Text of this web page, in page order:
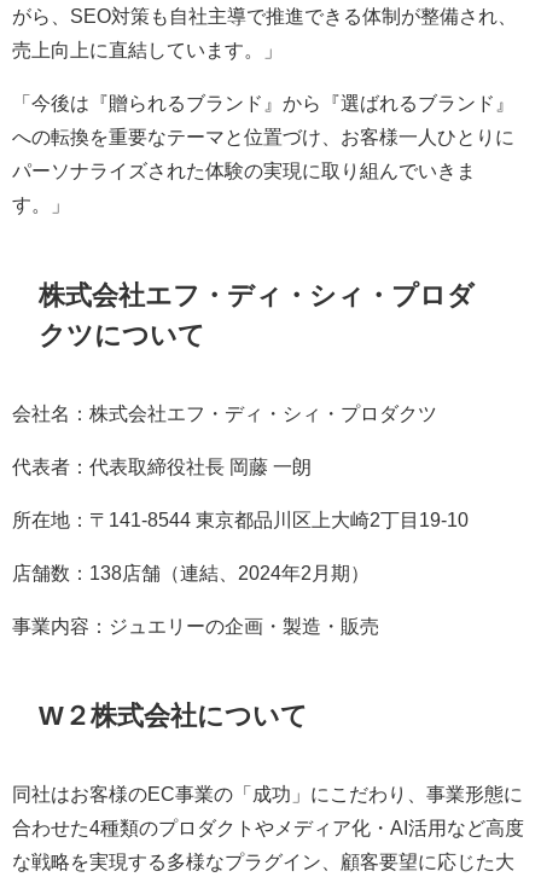
がら、SEO対策も自社主導で推進できる体制が整備され、
売上向上に直結しています。」
「今後は『贈られるブランド』から『選ばれるブランド』
への転換を重要なテーマと位置づけ、お客様一人ひとりに
パーソナライズされた体験の実現に取り組んでいきま
す。」
株式会社エフ・ディ・シィ・プロダ
クツについて
会社名：株式会社エフ・ディ・シィ・プロダクツ
代表者：代表取締役社長 岡藤 一朗
所在地：〒141-8544 東京都品川区上大崎2丁目19-10
店舗数：138店舗（連結、2024年2月期）
事業内容：ジュエリーの企画・製造・販売
W２株式会社について
同社はお客様のEC事業の「成功」にこだわり、事業形態に
合わせた4種類のプロダクトやメディア化・AI活用など高度
な戦略を実現する多様なプラグイン、顧客要望に応じた大